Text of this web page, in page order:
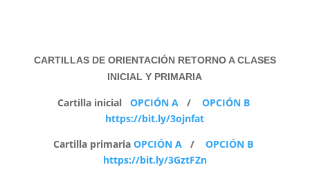
CARTILLAS DE ORIENTACIÓN RETORNO A CLASES
INICIAL Y PRIMARIA
Cartilla inicial OPCIÓN A/ OPCIÓN B
https://bit.ly/3ojnfat
Cartilla primariaOPCIÓN A /OPCIÓN B
https://bit.ly/3GztFZn